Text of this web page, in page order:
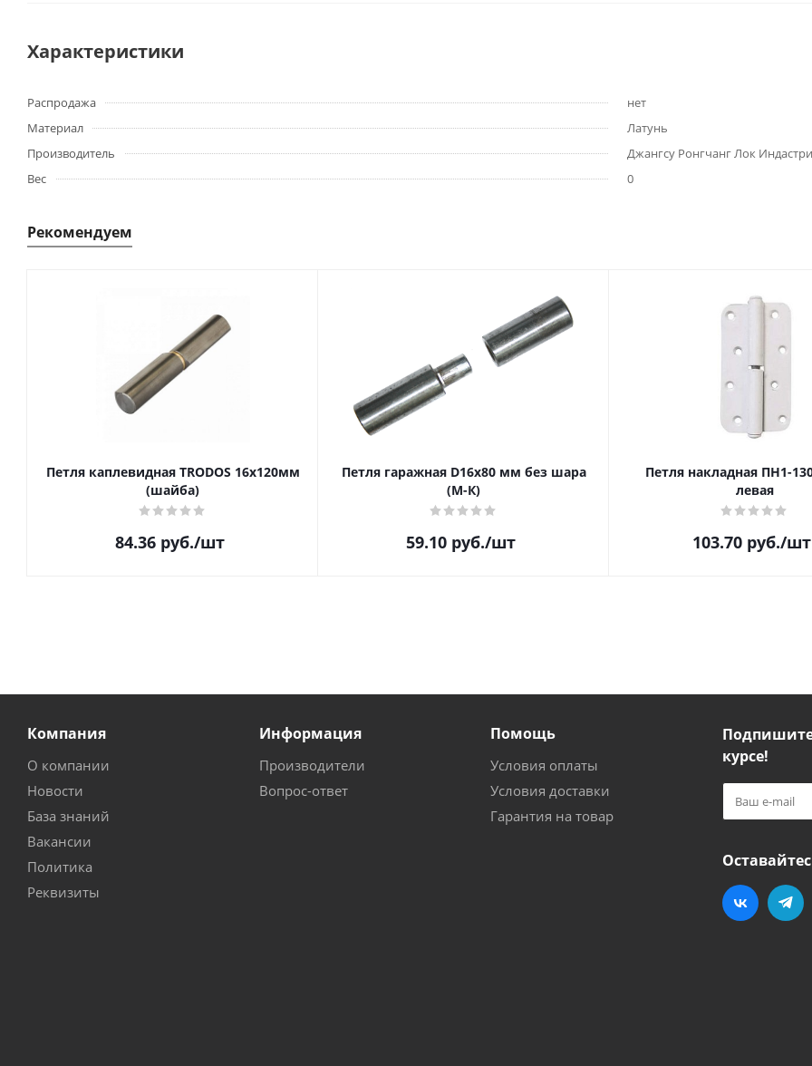
Характеристики
Распродажа
нет
Материал
Латунь
Производитель
Джангсу Ронгчанг Лок
Вес
0
Рекомендуем
Петля каплевидная TRODOS 16х120мм
(шайба)
84.36руб./шт
Петля гаражная D16х80 мм без шара
(М-К)
59.10руб./шт
Петля накладная ПН1-
левая
103.70руб./шт
Компания
О компании
Новости
База знаний
Вакансии
Политика
Реквизиты
Информация
Производители
Вопрос-ответ
Помощь
Условия оплаты
Условия доставки
Гарантия на товар
курсе!